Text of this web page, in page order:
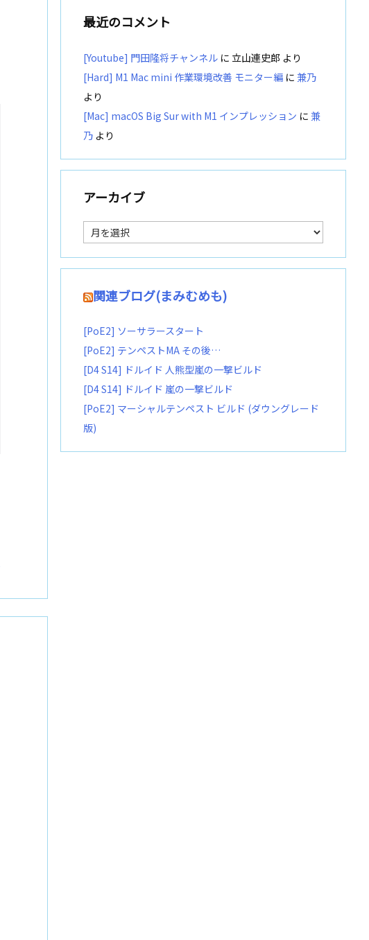
最近のコメント
[Youtube] 門田隆将チャンネル に 立山連史郎 より
[Hard] M1 Mac mini 作業環境改善 モニター編 に 兼乃
より
[Mac] macOS Big Sur with M1 インプレッション に 兼
乃 より
アーカイブ
ア
ー
カ
イ
関連ブログ(まみむめも)
[PoE2] ソーサラースタート
[PoE2] テンペストMA その後…
[D4 S14] ドルイド 人熊型嵐の一撃ビルド
[D4 S14] ドルイド 嵐の一撃ビルド
[PoE2] マーシャルテンペスト ビルド (ダウングレード
版)